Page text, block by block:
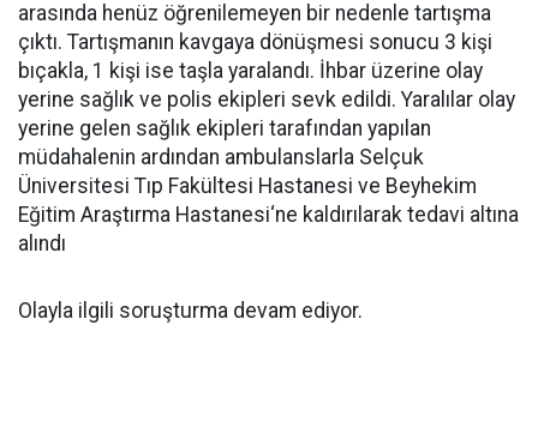
arasında henüz öğrenilemeyen bir nedenle tartışma
çıktı. Tartışmanın kavgaya dönüşmesi sonucu 3 kişi
bıçakla, 1 kişi ise taşla yaralandı. İhbar üzerine olay
yerine sağlık ve polis ekipleri sevk edildi. Yaralılar olay
yerine gelen sağlık ekipleri tarafından yapılan
müdahalenin ardından ambulanslarla Selçuk
Üniversitesi Tıp Fakültesi Hastanesi ve Beyhekim
Eğitim Araştırma Hastanesi‘ne kaldırılarak tedavi altına
alındı
Olayla ilgili soruşturma devam ediyor.